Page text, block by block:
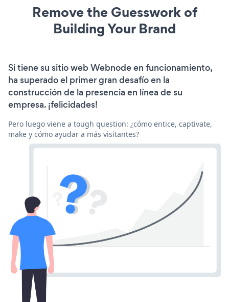
Remove the Guesswork of
Building Your Brand
Si tiene su sitio web Webnode en funcionamiento,
ha superado el primer gran desafío en la
construcción de la presencia en línea de su
empresa. ¡felicidades!
Pero luego viene a tough question: ¿cómo entice, captivate,
make y cómo ayudar a más visitantes?